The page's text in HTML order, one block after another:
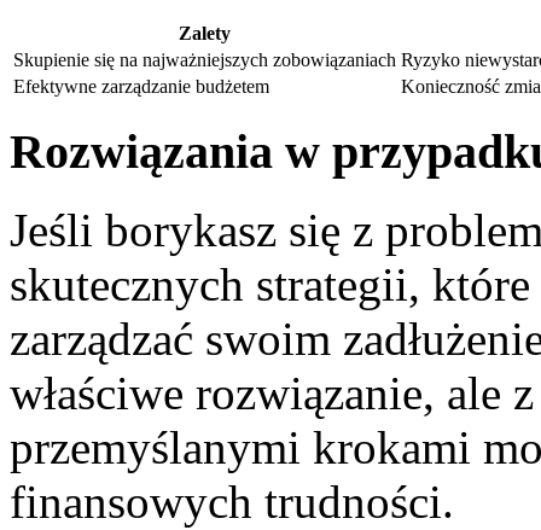
Zalety
Skupienie się na najważniejszych zobowiązaniach Ryzyko
Efektywne‍ zarządzanie budżetem
Konieczność
Rozwiązania w
Jeśli borykasz się z
skutecznych strategii,
zarządzać swoim
właściwe ⁢rozwiązanie,​ ale
przemyślanymi krokami
finansowych trudności.